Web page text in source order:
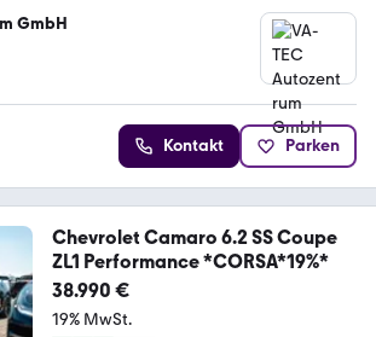
GmbH
Kontakt Parken
Chevrolet Camaro 6.2 SS Coupe
ZL1 Performance *CORSA*19%*
38.990 €
19% MwSt.